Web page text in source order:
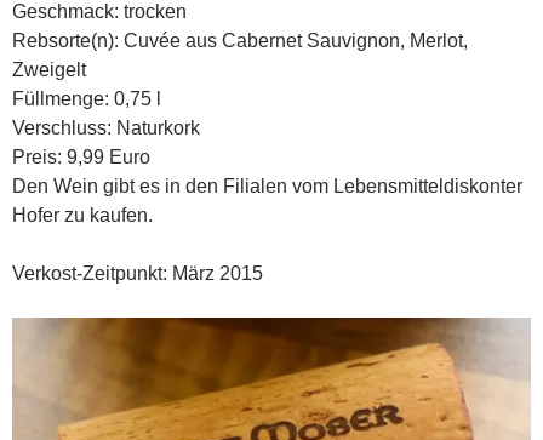
Geschmack: trocken
Rebsorte(n): Cuvée aus Cabernet Sauvignon, Merlot,
Zweigelt
Füllmenge: 0,75 l
Verschluss: Naturkork
Preis: 9,99 Euro
Den Wein gibt es in den Filialen vom Lebensmitteldiskonter
Hofer zu kaufen.
Verkost-Zeitpunkt: März 2015